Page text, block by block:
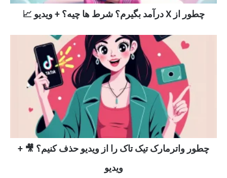
چطور از X درآمد بگیرم؟ شرط ها چیه؟ + ویدیو 📈
چطور واترمارک تیک تاک را از ویدیو حذف کنیم؟ 🎥 +
ویدیو